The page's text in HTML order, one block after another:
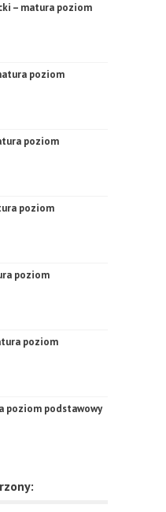
– matura poziom
poziom
poziom
poziom
poziom
poziom
poziom podstawowy